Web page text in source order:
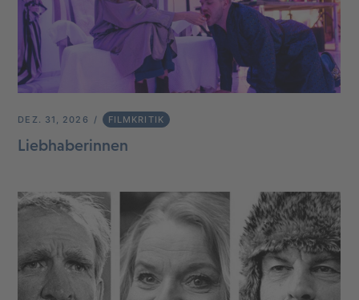
DEZ. 31, 2026 FILMKRITIK
Liebhaberinnen